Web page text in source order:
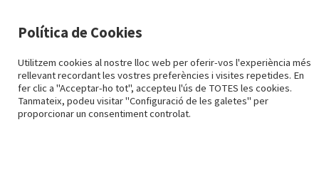
973 79 28 28
info@torresenergia.cat2015-2026 TORRESENERGIA ©
Avís Legal i Protecció de dades Política de Cookies
Configuració cookies
Designed byLaPometa
Política de Cookies
Utilitzem cookies al nostre lloc web per oferir-vos l'experiència més
rellevant recordant les vostres preferències i visites repetides. En
fer clic a "Acceptar-ho tot", accepteu l'ús de TOTES les cookies.
Tanmateix, podeu visitar "Configuració de les galetes" per
proporcionar un consentiment controlat.